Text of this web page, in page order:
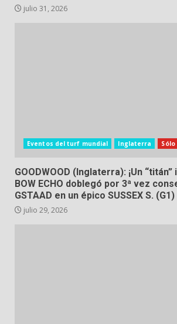
julio 31, 2026
Eventos del turf mundial Inglaterra Sólo
GOODWOOD (Inglaterra): ¡Un
BOW ECHO doblegó por 3ª vez
GSTAAD en un épico SUSSEX S. (G1)
julio 29, 2026